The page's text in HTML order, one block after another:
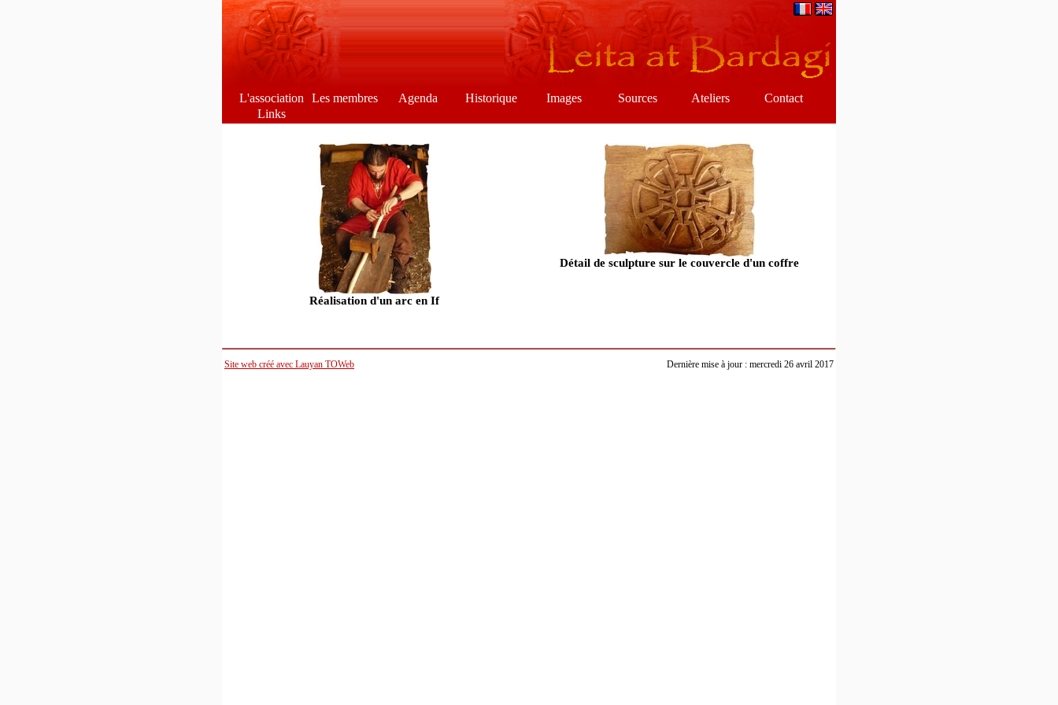
L'association Les membres Agenda Historique Images Sources Ateliers
Contact
Links
Réalisation d'un arc en If
Détail de sculpture sur le couvercle d'un coffre
Site web créé avec Lauyan TOWeb Dernière mise à jour : mercredi 26 avril 2017